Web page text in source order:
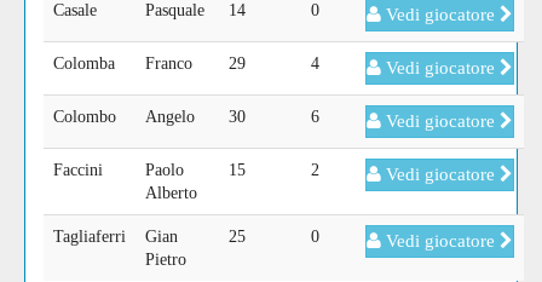
Casale Pasquale 14 0 Vedi giocatore
Colomba Franco 29 4 Vedi giocatore
Colombo Angelo 30 6 Vedi giocatore
Faccini
Paolo
Alberto
15 2 Vedi giocatore
Tagliaferri
Gian
Pietro
25 0 Vedi giocatore